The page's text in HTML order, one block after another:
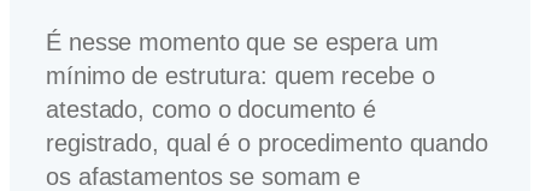
É nesse momento que se espera um
mínimo de estrutura: quem recebe o
atestado, como o documento é
registrado, qual é o procedimento quando
os afastamentos se somam e